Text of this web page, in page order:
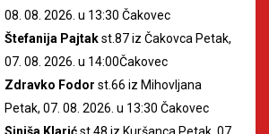
08. 08. 2026. u 13:30 Čakovec
Štefanija Pajtakst.87 iz Čakovca Petak,
07. 08. 2026. u 14:00Čakovec
Zdravko Fodor st.66 iz Mihovljana
Petak, 07. 08. 2026. u 13:30 Čakovec
Siniša Klarićst.48 iz Kuršanca Petak, 07.